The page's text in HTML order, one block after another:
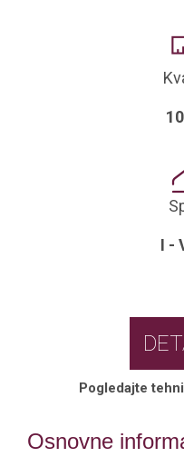
I -
Pogledajte
Osnovne